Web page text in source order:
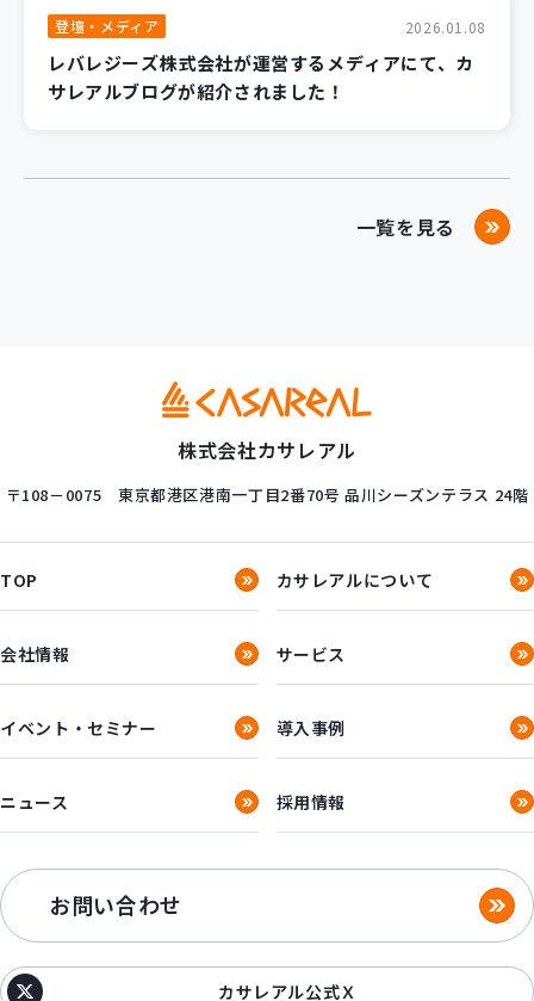
登壇・メディア 2026.01.08
レバレジーズ株式会社が運営するメディアにて、カ
サレアルブログが紹介されました！
一覧を見る
株式会社カサレアル
〒108－0075 東京都港区港南一丁目2番70号 品川シーズンテラス 24階
TOP カサレアルについて
会社情報 サービス
イベント・セミナー 導入事例
ニュース 採用情報
お問い合わせ
カサレアル公式Ｘ